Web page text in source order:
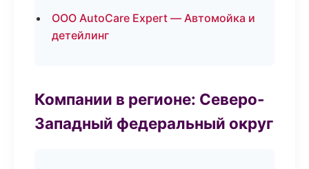
ООО AutoCare Expert — Автомойка и
детейлинг
Компании в регионе: Северо-
Западный федеральный округ